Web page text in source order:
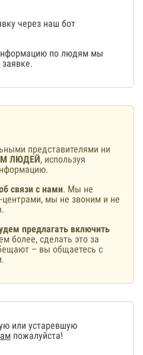
через наш бот
по людям мы
представителями ни
ЛЮДЕЙ, используя
связи с нами. Мы не
мы не звоним и не
предлагать включить
более, сделать это за
– вы общаетесь с
или устаревшую
пожалуйста!